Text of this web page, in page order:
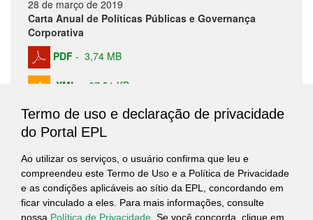
28 de março de 2019
Carta Anual de Políticas Públicas e Governança
Corporativa
PDF - 3,74 MB
XML 67,51 KB
Exercício 2020
Exercício 2019
Exercício 2018
Termo de uso e declaração de privacidade
do Portal EPL
Ao utilizar os serviços, o usuário confirma que leu e
compreendeu este Termo de Uso e a Política de Privacidade
e as condições aplicáveis ao sítio da EPL, concordando em
ficar vinculado a eles. Para mais informações, consulte
nossa Política de Privacidade . Se você concorda, clique em